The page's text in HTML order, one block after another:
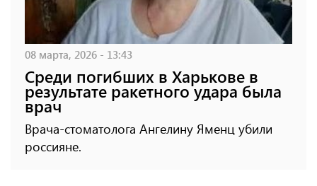
08 марта, 2026 - 13:43
Среди погибших в Харькове в
результате ракетного удара была
врач
Врача-стоматолога Ангелину Яменц убили
россияне.